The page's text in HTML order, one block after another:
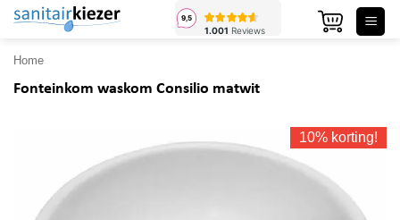
Ga
inhoud
Home
Fonteinkom waskom Consilio matwit
10% korting!